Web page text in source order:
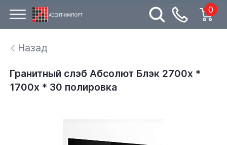
0
Назад
Гранитный слэб Абсолют Блэк 2700х *
1700х * 30 полировка